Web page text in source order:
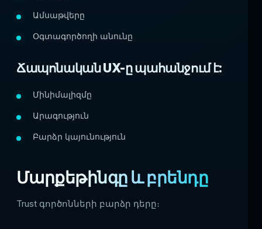
Ամսաթվերը
Օգտագործողի անունը
Ճապոնական UX-ը պահանջում է:
Մինիմալիզմը
Արագություն
Բարձր կայունություն
Մարքեթինգը և բրենդը
Trust գործոնների բարձր դերը։